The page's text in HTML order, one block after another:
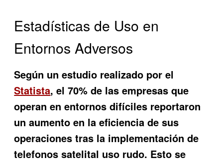
Estadísticas de Uso en
Entornos Adversos
Según un estudio realizado por el
Statista, el 70% de las empresas que
operan en entornos difíciles reportaron
un aumento en la eficiencia de sus
operaciones tras la implementación de
telefonos satelital uso rudo. Esto se